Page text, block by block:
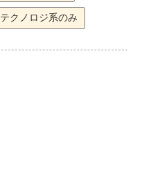
テクノロジ系のみ